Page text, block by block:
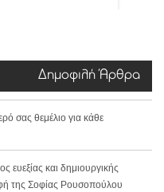
Δημοφιλή Άρθρα
σας θεμέλιο για κάθε
και δημιουργικής
της Σοφίας Ρουσοπούλου